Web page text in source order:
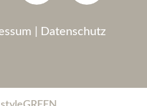
Datenschutz